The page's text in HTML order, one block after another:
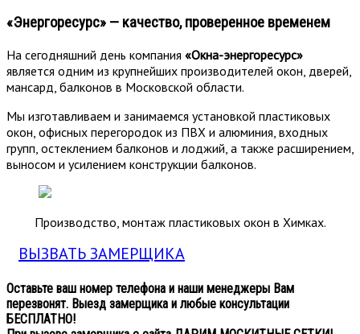
«Энергоресурс» — качество, проверенное временем
На сегодняшний день компания «Окна-энергоресурс»
является одним из крупнейших производителей окон, дверей,
мансард, балконов в Московской области.
Мы изготавливаем и занимаемся установкой пластиковых
окон, офисных перегородок из ПВХ и алюминия, входных
групп, остеклением балконов и лоджий, а также расширением,
выносом и усилением конструкции балконов.
Производство, монтаж пластиковых окон в Химках.
ВЫЗВАТЬ ЗАМЕРЩИКА
Оставьте ваш номер телефона и наши менеджеры Вам
перезвонят. Выезд замерщика и любые консультации
БЕСПЛАТНО!